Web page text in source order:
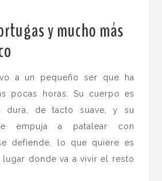
y mucho más
a un pequeño ser que ha
pocas horas. Su cuerpo es
dura, de tacto suave, y su
empuja a patalear con
defiende, lo que quiere es
donde va a vivir el resto